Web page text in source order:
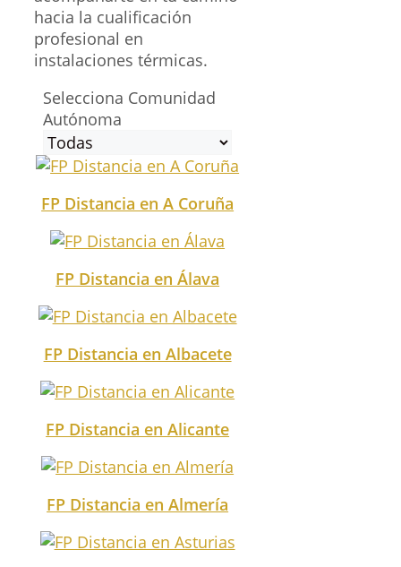
hacia la cualificación
profesional en
instalaciones térmicas.
Selecciona Comunidad
Autónoma
FP Distancia en A Coruña
FP Distancia en Álava
FP Distancia en Albacete
FP Distancia en Alicante
FP Distancia en Almería